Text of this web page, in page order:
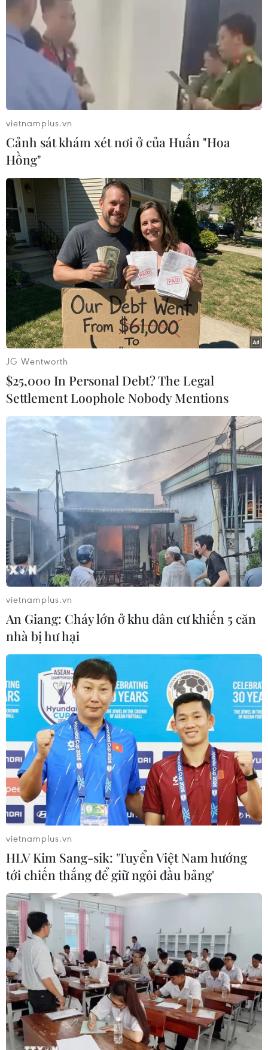
Một vết nứt lớn gây ra bởi động đất tại Wajima, tỉnh Ishikawa,
Nhật Bản ngày 1/1/2024. (Ảnh: Kyodo/TTXVN)
Ngôi nhà bị phá hủy sau trận động đất tại Shika, tỉnh Ishikawa,
Nhật Bản, ngày 2/1/2024. (Ảnh: Kyodo/TTXVN)
Một tòa nhà đổ sập sau động đất tại Wajima, tỉnh Ishikawa,
Nhật Bản ngày 2/1/2024. (Ảnh: Kyodo/TTXVN)
Một ngôi nhà đổ sập sau động đất tại Wajima, tỉnh Ishikawa,
Nhật Bản ngày 2/1/2024. (Ảnh: Kyodo/TTXVN)
(TTXVN/Vietnam+)
#Động đất #Nhật Bản Nhật Bản
Theo dõi VietnamPlus
vietnamplus.vn
Cảnh sát khám xét nơi ở của Huấn "Hoa
Hồng"
JG Wentworth
$25,000 In Personal Debt? The Legal
Settlement Loophole Nobody Mentions
vietnamplus.vn
An Giang: Cháy lớn ở khu dân cư khiến 5 căn
nhà bị hư hại
vietnamplus.vn
HLV Kim Sang-sik: 'Tuyển Việt Nam hướng
tới chiến thắng để giữ ngôi đầu bảng'